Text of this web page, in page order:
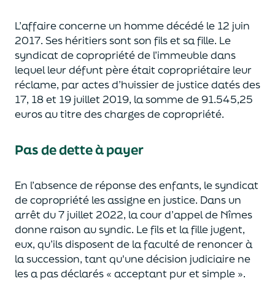
L’affaire concerne un homme décédé le 12 juin
2017. Ses héritiers sont son fils et sa fille. Le
syndicatde copropriétéde l’immeuble dans
lequel leur défunt père était copropriétaire leur
réclame, paractesd’huissierde justicedatésdes
17, 18et 19 juillet 2019, la somme de91.545,25
euros au titre des charges de copropriété.
Pas de dette à payer
En l’absence de réponse des enfants, lesyndicat
de copropriété les assigne en justice. Dans un
arrêt du7 juillet 2022, la cour d’appel de Nîmes
donne raison au syndic. Le fils et la fille jugent,
eux, qu’ils disposentde la faculté de renoncer à
lasuccession, tant qu'une décision judiciaire ne
les a pasdéclarés « acceptant pur et simple ».